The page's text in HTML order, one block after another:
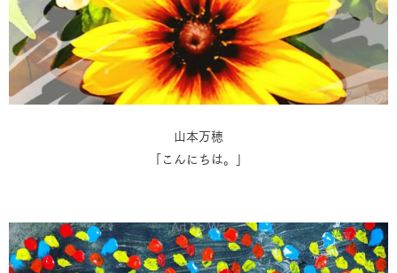
山本万穂
「こんにちは。」